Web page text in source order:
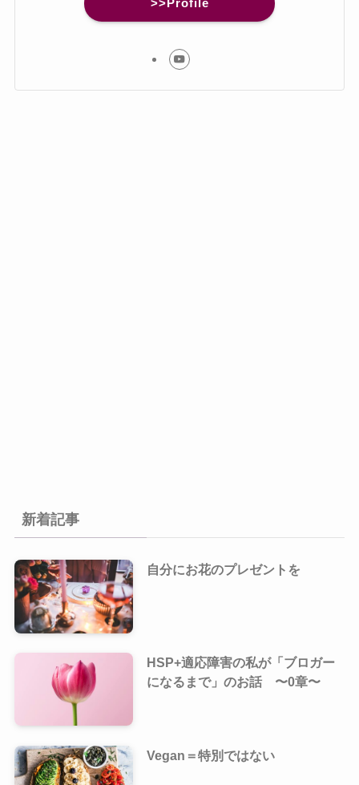
>>Profile
新着記事
自分にお花のプレゼントを
HSP+適応障害の私が「ブロガー
になるまで」のお話 〜0章〜
Vegan＝特別ではない